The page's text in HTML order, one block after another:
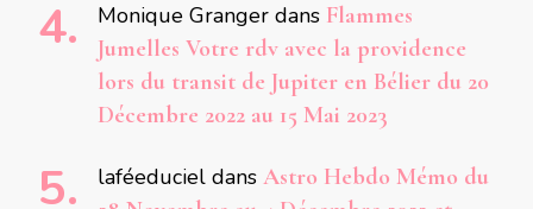
Monique Granger dans Flammes
Jumelles Votre rdv avec la providence
lors du transit de Jupiter en Bélier du 20
Décembre 2022 au 15 Mai 2023
laféeduciel dans Astro Hebdo Mémo du